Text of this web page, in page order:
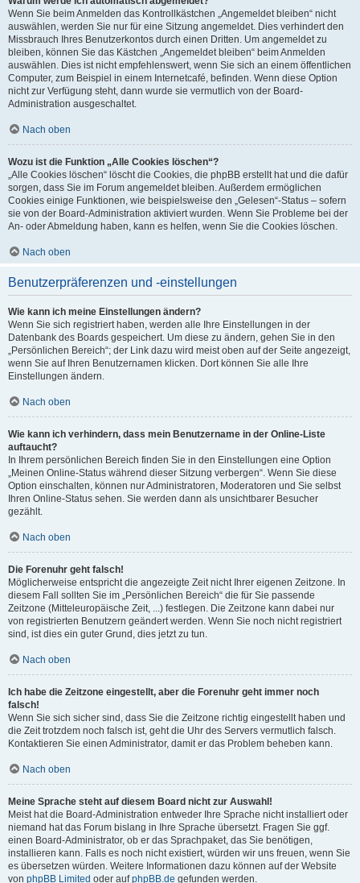
Wenn Sie beim Anmelden das Kontrollkästchen „Angemeldet bleiben“ nicht
auswählen, werden Sie nur für eine Sitzung angemeldet. Dies verhindert den
Missbrauch Ihres Benutzerkontos durch einen Dritten. Um angemeldet zu
bleiben, können Sie das Kästchen „Angemeldet bleiben“ beim Anmelden
auswählen. Dies ist nicht empfehlenswert, wenn Sie sich an einem öffentlichen
Computer, zum Beispiel in einem Internetcafé, befinden. Wenn diese Option
nicht zur Verfügung steht, dann wurde sie vermutlich von der Board-
Administration ausgeschaltet.
Nach oben
Wozu ist die Funktion „Alle Cookies löschen“?
„Alle Cookies löschen“ löscht die Cookies, die phpBB erstellt hat und die dafür
sorgen, dass Sie im Forum angemeldet bleiben. Außerdem ermöglichen
Cookies einige Funktionen, wie beispielsweise den „Gelesen“-Status – sofern
sie von der Board-Administration aktiviert wurden. Wenn Sie Probleme bei der
An- oder Abmeldung haben, kann es helfen, wenn Sie die Cookies löschen.
Nach oben
Benutzerpräferenzen und -einstellungen
Wie kann ich meine Einstellungen ändern?
Wenn Sie sich registriert haben, werden alle Ihre Einstellungen in der
Datenbank des Boards gespeichert. Um diese zu ändern, gehen Sie in den
„Persönlichen Bereich“; der Link dazu wird meist oben auf der Seite angezeigt,
wenn Sie auf Ihren Benutzernamen klicken. Dort können Sie alle Ihre
Einstellungen ändern.
Nach oben
Wie kann ich verhindern, dass mein Benutzername in der Online-Liste
auftaucht?
In Ihrem persönlichen Bereich finden Sie in den Einstellungen eine Option
„Meinen Online-Status während dieser Sitzung verbergen“. Wenn Sie diese
Option einschalten, können nur Administratoren, Moderatoren und Sie selbst
Ihren Online-Status sehen. Sie werden dann als unsichtbarer Besucher
gezählt.
Nach oben
Die Forenuhr geht falsch!
Möglicherweise entspricht die angezeigte Zeit nicht Ihrer eigenen Zeitzone. In
diesem Fall sollten Sie im „Persönlichen Bereich“ die für Sie passende
Zeitzone (Mitteleuropäische Zeit, ...) festlegen. Die Zeitzone kann dabei nur
von registrierten Benutzern geändert werden. Wenn Sie noch nicht registriert
sind, ist dies ein guter Grund, dies jetzt zu tun.
Nach oben
Ich habe die Zeitzone eingestellt, aber die Forenuhr geht immer noch
falsch!
Wenn Sie sich sicher sind, dass Sie die Zeitzone richtig eingestellt haben und
die Zeit trotzdem noch falsch ist, geht die Uhr des Servers vermutlich falsch.
Kontaktieren Sie einen Administrator, damit er das Problem beheben kann.
Nach oben
Meine Sprache steht auf diesem Board nicht zur Auswahl!
Meist hat die Board-Administration entweder Ihre Sprache nicht installiert oder
niemand hat das Forum bislang in Ihre Sprache übersetzt. Fragen Sie ggf.
einen Board-Administrator, ob er das Sprachpaket, das Sie benötigen,
installieren kann. Falls es noch nicht existiert, würden wir uns freuen, wenn Sie
es übersetzen würden. Weitere Informationen dazu können auf der Website
von phpBB Limited oder aufphpBB.de gefunden werden.